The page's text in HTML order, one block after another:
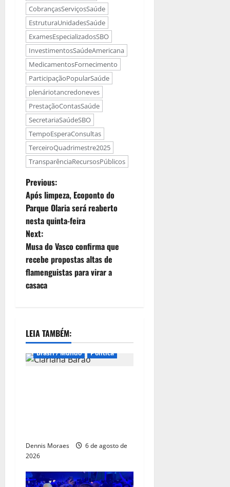
CobrançasServiçosSaúde
EstruturaUnidadesSaúde
ExamesEspecializadosSBO
InvestimentosSaúdeAmericana
MedicamentosFornecimento
ParticipaçãoPopularSaúde
plenáriotancredoneves
PrestaçãoContasSaúde
SecretariaSaúdeSBO
TempoEsperaConsultas
TerceiroQuadrimestre2025
TransparênciaRecursosPúblicos
Previous:
Após limpeza, Ecoponto do
Parque Olaria será reaberto
nesta quinta-feira
Next:
Musa do Vasco confirma que
recebe propostas altas de
flamenguistas para virar a
casaca
LEIA TAMBÉM:
Brasil / Mundo Política
Dennis Moraes
6 de agosto de
2026